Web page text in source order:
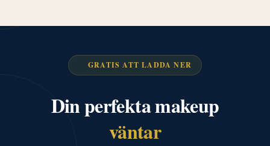
GRATIS ATT LADDA NER
Din perfekta makeup
väntar